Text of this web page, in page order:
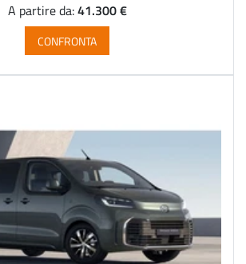
A partire da:41.300 €
CONFRONTA